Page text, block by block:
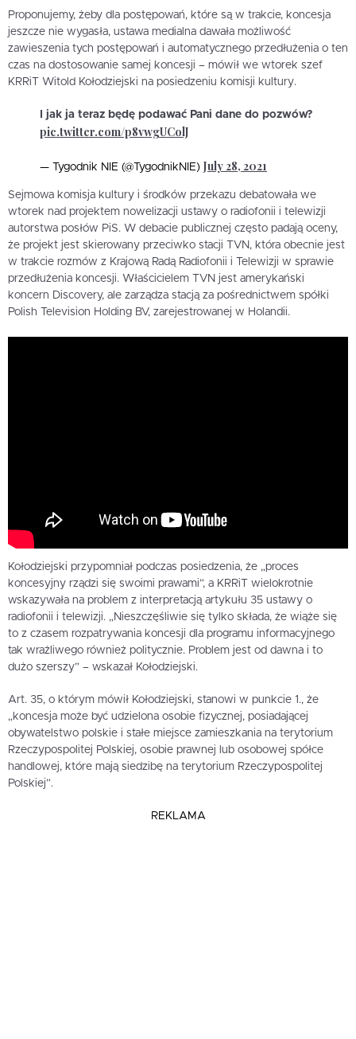
Proponujemy, żeby dla postępowań, które są w trakcie, koncesja
jeszcze nie wygasła, ustawa medialna dawała możliwość
zawieszenia tych postępowań i automatycznego przedłużenia o ten
czas na dostosowanie samej koncesji – mówił we wtorek szef
KRRiT Witold Kołodziejski na posiedzeniu komisji kultury.
I jak ja teraz będę podawać Pani dane do pozwów?
pic.twitter.com/p8vwgUColJ
— Tygodnik NIE (@TygodnikNIE) July 28, 2021
Sejmowa komisja kultury i środków przekazu debatowała we
wtorek nad projektem nowelizacji ustawy o radiofonii i telewizji
autorstwa posłów PiS. W debacie publicznej często padają oceny,
że projekt jest skierowany przeciwko stacji TVN, która obecnie jest
w trakcie rozmów z Krajową Radą Radiofonii i Telewizji w sprawie
przedłużenia koncesji. Właścicielem TVN jest amerykański
koncern Discovery, ale zarządza stacją za pośrednictwem spółki
Polish Television Holding BV, zarejestrowanej w Holandii.
Kołodziejski przypomniał podczas posiedzenia, że „proces
koncesyjny rządzi się swoimi prawami”, a KRRiT wielokrotnie
wskazywała na problem z interpretacją artykułu 35 ustawy o
radiofonii i telewizji. „Nieszczęśliwie się tylko składa, że wiąże się
to z czasem rozpatrywania koncesji dla programu informacyjnego
tak wrażliwego również politycznie. Problem jest od dawna i to
dużo szerszy” – wskazał Kołodziejski.
Art. 35, o którym mówił Kołodziejski, stanowi w punkcie 1., że
„koncesja może być udzielona osobie fizycznej, posiadającej
obywatelstwo polskie i stałe miejsce zamieszkania na terytorium
Rzeczypospolitej Polskiej, osobie prawnej lub osobowej spółce
handlowej, które mają siedzibę na terytorium Rzeczypospolitej
Polskiej”.
REKLAMA